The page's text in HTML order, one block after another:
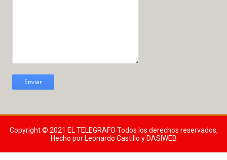
Copyright © 2021 EL TELEGRAFO Todos los derechos reservados,
Hecho por Leonardo Castillo y DASIWEB